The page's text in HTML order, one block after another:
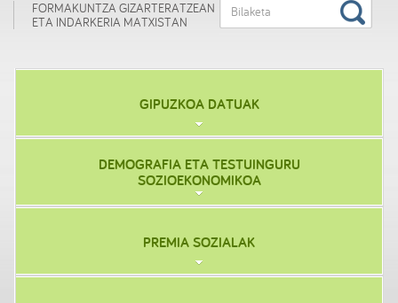
FORMAKUNTZA GIZARTERATZEAN
ETA INDARKERIA MATXISTAN
GIPUZKOA DATUAK
DEMOGRAFIA ETA TESTUINGURU
SOZIOEKONOMIKOA
PREMIA SOZIALAK